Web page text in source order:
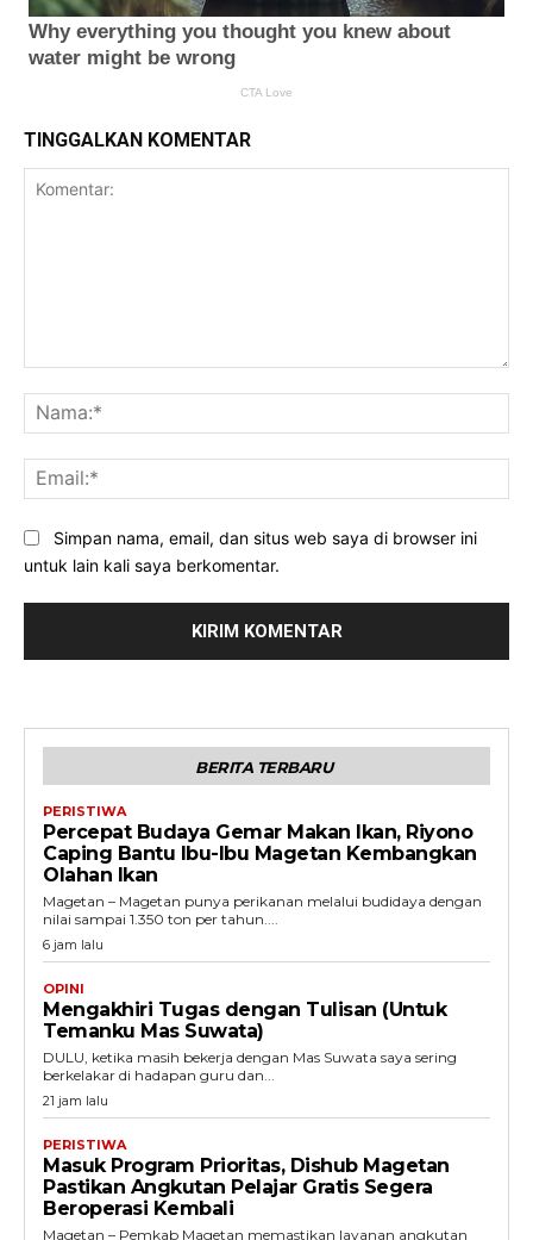
TINGGALKAN KOMENTAR
Simpan nama, email, dan situs web saya di browser ini
untuk lain kali saya berkomentar.
BERITA TERBARU
PERISTIWA
Percepat Budaya Gemar Makan Ikan, Riyono
Caping Bantu Ibu-Ibu Magetan Kembangkan
Olahan Ikan
Magetan – Magetan punya perikanan melalui budidaya dengan
nilai sampai 1.350 ton per tahun....
6 jam lalu
OPINI
Mengakhiri Tugas dengan Tulisan (Untuk
Temanku Mas Suwata)
DULU, ketika masih bekerja dengan Mas Suwata saya sering
berkelakar di hadapan guru dan...
21 jam lalu
PERISTIWA
Masuk Program Prioritas, Dishub Magetan
Pastikan Angkutan Pelajar Gratis Segera
Beroperasi Kembali
Magetan – Pemkab Magetan memastikan layanan angkutan